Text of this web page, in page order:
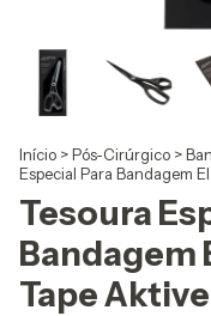
Início >Pós-Cirúrgico >
Especial Para Bandagem
Tesoura
Bandagem
Tape Aktive